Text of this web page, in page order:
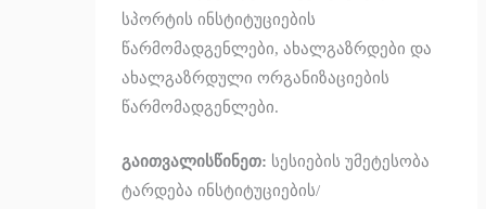
სპორტის ინსტიტუციების
წარმომადგენლები, ახალგაზრდები და
ახალგაზრდული ორგანიზაციების
წარმომადგენლები.
გაითვალისწინეთ: სესიების უმეტესობა
ტარდება ინსტიტუციების/